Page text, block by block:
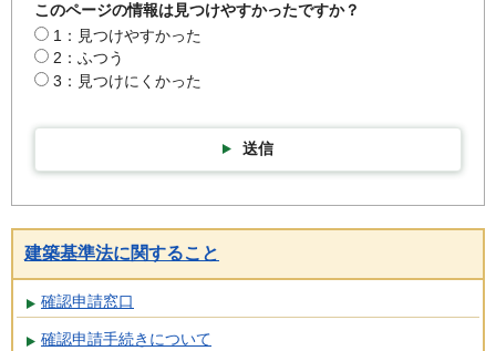
このページの情報は見つけやすかったですか？
1：見つけやすかった
2：ふつう
3：見つけにくかった
送信
建築基準法に関すること
確認申請窓口
確認申請手続きについて